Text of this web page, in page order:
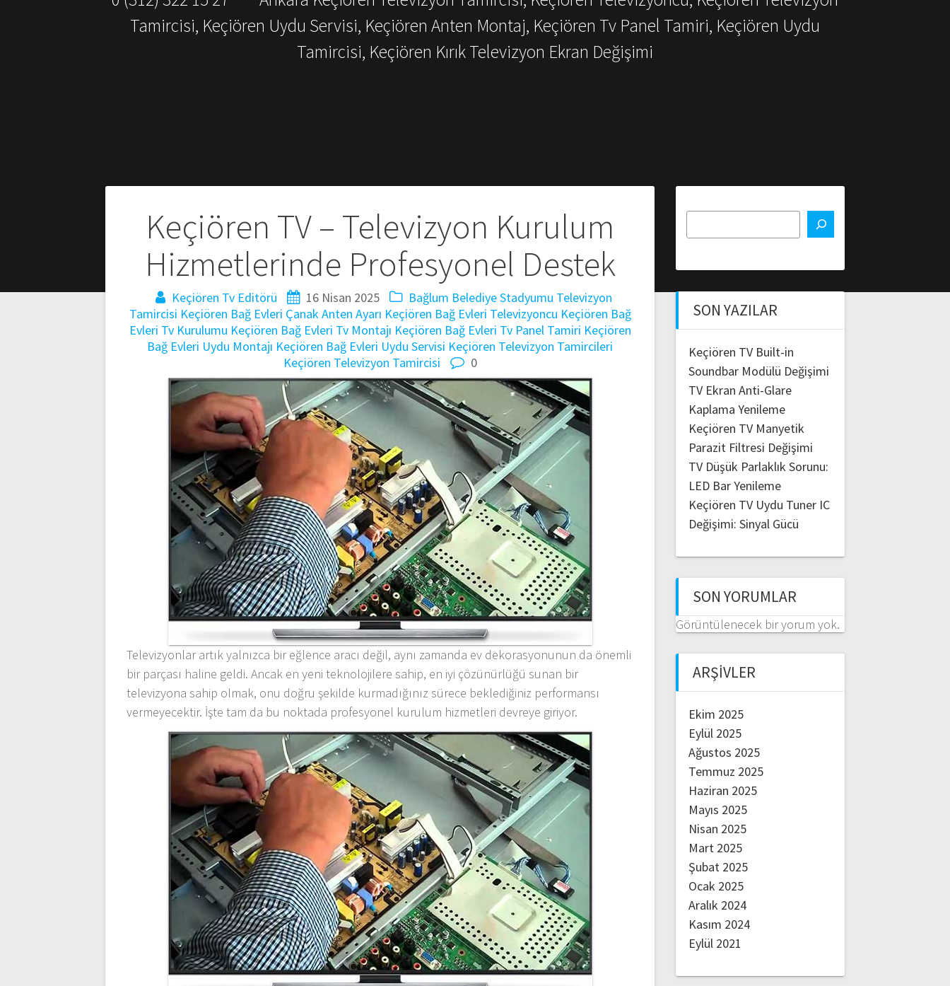
Tamircisi, Keçiören Uydu Servisi, Keçiören Anten Montaj, Keçiören Tv Panel Tamiri, Keçiören Uydu
Tamircisi, Keçiören Kırık Televizyon Ekran Değişimi
Keçiören TV – Televizyon Kurulum
Hizmetlerinde Profesyonel Destek
Keçiören Tv Editörü 16 Nisan 2025
Bağlum Belediye Stadyumu Televizyon
Tamircisi Keçiören Bağ Evleri Çanak Anten Ayarı Keçiören Bağ Evleri Televizyoncu Keçiören Bağ
Evleri Tv Kurulumu Keçiören Bağ Evleri Tv Montajı Keçiören Bağ Evleri Tv Panel Tamiri Keçiören
Bağ Evleri Uydu Montajı Keçiören Bağ Evleri Uydu Servisi Keçiören Televizyon Tamircileri
Keçiören Televizyon Tamircisi
0
Televizyonlar artık yalnızca bir eğlence aracı değil, aynı zamanda ev dekorasyonunun da önemli
bir parçası haline geldi. Ancak en yeni teknolojilere sahip, en iyi çözünürlüğü sunan bir
televizyona sahip olmak, onu doğru şekilde kurmadığınız sürece beklediğiniz performansı
vermeyecektir. İşte tam da bu noktada profesyonel kurulum hizmetleri devreye giriyor.
Yazı
gezinmesi
SON YAZILAR
Keçiören TV Built-in
Soundbar Modülü Değişimi
TV Ekran Anti-Glare
Kaplama Yenileme
Keçiören TV Manyetik
Parazit Filtresi Değişimi
TV Düşük Parlaklık Sorunu:
LED Bar Yenileme
Keçiören TV Uydu Tuner IC
Değişimi: Sinyal Gücü
SON YORUMLAR
Görüntülenecek bir yorum yok.
ARŞIVLER
Ekim 2025
Eylül 2025
Ağustos 2025
Temmuz 2025
Haziran 2025
Mayıs 2025
Nisan 2025
Mart 2025
Şubat 2025
Ocak 2025
Aralık 2024
Kasım 2024
Eylül 2021